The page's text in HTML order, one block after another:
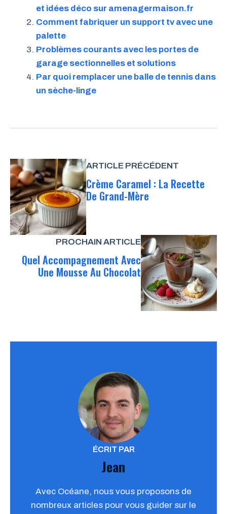
et idées déco sur amenagermaison.fr
Comment fabriquer un support tv avec une
palette
Problèmes courants avec les portes de
garage sectionnelles et solutions
Par quoi remplacer une balle de tennis dans
un sèche-linge
ARTICLE PRÉCÉDENT
Crème Caramel : La Recette
De Grand-Mère
PROCHAIN ARTICLE
Quel Accompagnement Avec
Une Mousse Au Chocolat
ÉCRIT PAR
Jean
Avec Océane, nous vous proposons de
nombreux articles pour vous guider sur le